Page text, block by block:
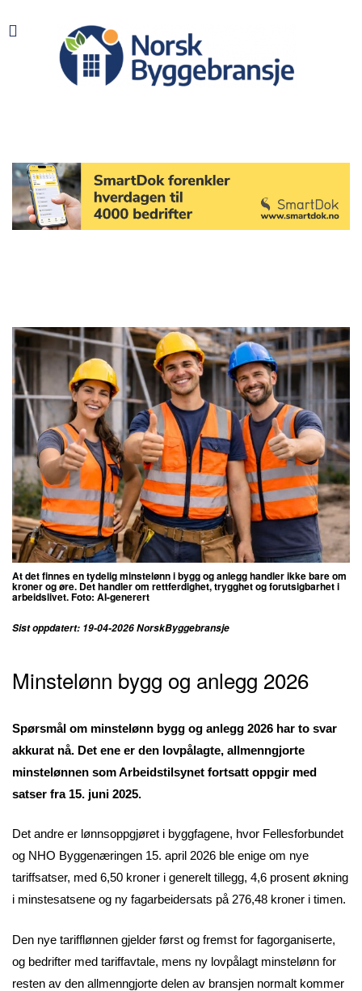
At det finnes en tydelig minstelønn i bygg og anlegg handler ikke bare om
kroner og øre. Det handler om rettferdighet, trygghet og forutsigbarhet i
arbeidslivet. Foto: AI-generert
Sist oppdatert: 19-04-2026 NorskByggebransje
Minstelønn bygg og anlegg 2026
Spørsmål om minstelønn bygg og anlegg 2026 har to svar
akkurat nå. Det ene er den lovpålagte, allmenngjorte
minstelønnen som Arbeidstilsynet fortsatt oppgir med
satser fra 15. juni 2025.
Det andre er lønnsoppgjøret i byggfagene, hvor Fellesforbundet
og NHO Byggenæringen 15. april 2026 ble enige om nye
tariffsatser, med 6,50 kroner i generelt tillegg, 4,6 prosent økning
i minstesatsene og ny fagarbeidersats på 276,48 kroner i timen.
Den nye tarifflønnen gjelder først og fremst for fagorganiserte,
og bedrifter med tariffavtale, mens ny lovpålagt minstelønn for
resten av den allmenngjorte delen av bransjen normalt kommer